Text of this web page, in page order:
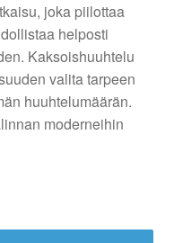
joka piilottaa
helposti
Kaksoishuuhtelu
valita tarpeen
huuhtelumäärän.
moderneihin